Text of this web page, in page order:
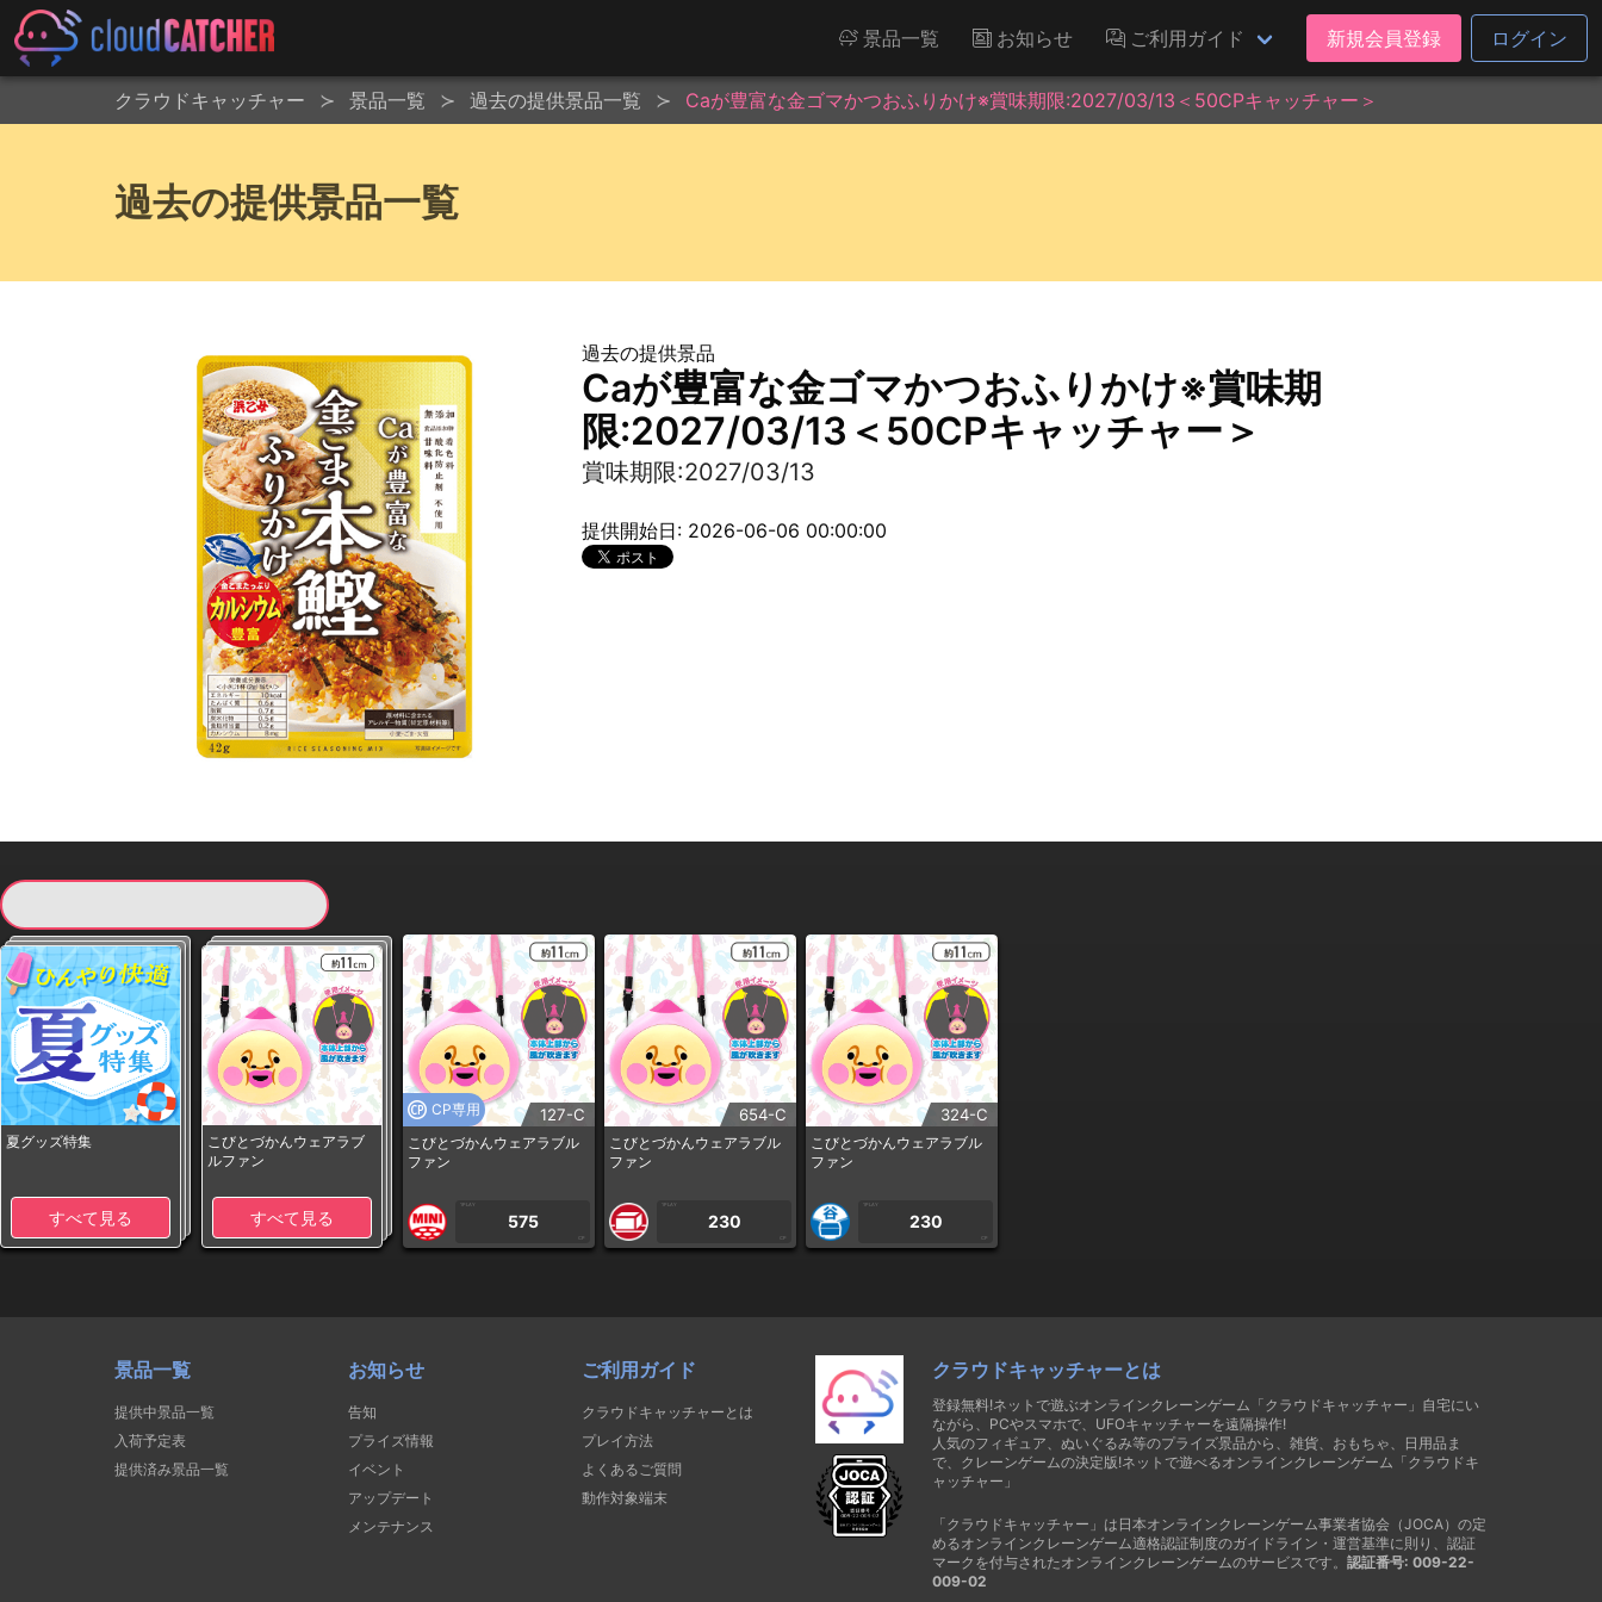
景品一覧 お知らせ ご利用ガイド 新規会員登録 ログイン
クラウドキャッチャー 景品一覧 過去の提供景品一覧 Caが豊富な金ゴマかつおふりかけ※賞味期限:2027/03/13＜50CPキャッチャー＞
過去の提供景品一覧
過去の提供景品
Caが豊富な金ゴマかつおふりかけ※賞味期
限:2027/03/13＜50CPキャッチャー＞
賞味期限:2027/03/13
提供開始日: 2026-06-06 00:00:00
夏グッズ特集
すべて見る
こびとづかんウェアラブ
ルファン
すべて見る
CP専用 127-C
こびとづかんウェアラブル
ファン
1PLAY
575
CP
654-C
こびとづかんウェアラブル
ファン
1PLAY
230
CP
324-C
こびとづかんウェアラブル
ファン
1PLAY
230
CP
景品一覧
提供中景品一覧
入荷予定表
提供済み景品一覧
お知らせ
告知
プライズ情報
イベント
アップデート
メンテナンス
ご利用ガイド
クラウドキャッチャーとは
プレイ方法
よくあるご質問
動作対象端末
クラウドキャッチャーとは
登録無料!ネットで遊ぶオンラインクレーンゲーム「クラウドキャッチャー」自宅にい
ながら、PCやスマホで、UFOキャッチャーを遠隔操作!
人気のフィギュア、ぬいぐるみ等のプライズ景品から、雑貨、おもちゃ、日用品ま
で、クレーンゲームの決定版!ネットで遊べるオンラインクレーンゲーム「クラウドキ
ャッチャー」
「クラウドキャッチャー」は日本オンラインクレーンゲーム事業者協会（JOCA）の定
めるオンラインクレーンゲーム適格認証制度のガイドライン・運営基準に則り、認証
マークを付与されたオンラインクレーンゲームのサービスです。 認証番号: 009-22-
009-02